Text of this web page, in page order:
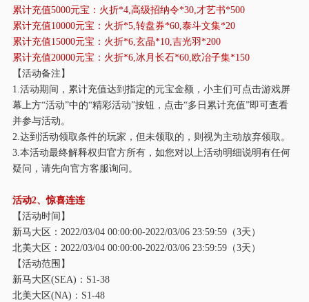
累计充值5000元宝：火折*4,高级招纳令*30,才艺书*500
累计充值10000元宝：火折*5,转盘券*60,泰斗文集*20
累计充值15000元宝：火折*6,玄晶*10,吉光羽*200
累计充值20000元宝：火折*6,冰月长石*60,欧冶子集*150
【活动备注】
1.活动期间，累计充值达到指定的元宝金额，小主们可点击游戏屏
幕上方“活动”中的“精彩活动”按钮，点击“多日累计充值”即可查看
并参与活动。
2.达到活动领取条件的玩家，但未领取的，则视为主动放弃领取。
3.本活动最终解释权归官方所有，如您对以上活动明细说明有任何
疑问，请先向官方客服询问。
活动2、惊喜连连
【活动时间】
新马大区： 2022/03/04 00:00:00-2022/03/06 23:59:59（3天）
北美大区： 2022/03/04 00:00:00-2022/03/06 23:59:59（3天）
【活动范围】
新马大区(SEA)：S1-38
北美大区(NA)：S1-48